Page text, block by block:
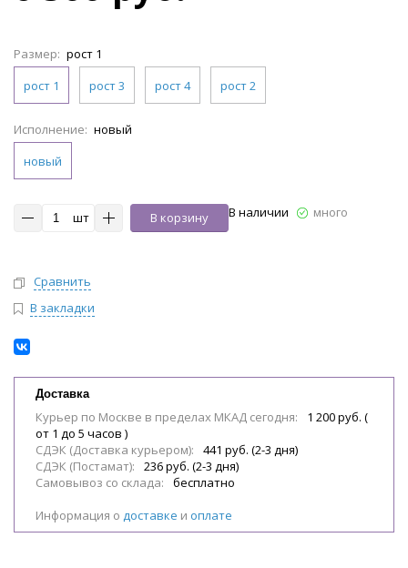
Размер: рост 1
рост 1
рост 3 рост 4 рост 2
Исполнение: новый
новый
шт В корзину В наличии много
Сравнить
В закладки
Доставка
Курьер по Москве в пределах МКАД сегодня:
1 200 руб. (
от 1 до 5 часов )
СДЭК (Доставка курьером):
441 руб. (2-3 дня)
СДЭК (Постамат):
236 руб. (2-3 дня)
Самовывоз со склада:
бесплатно
Информация о доставке и оплате